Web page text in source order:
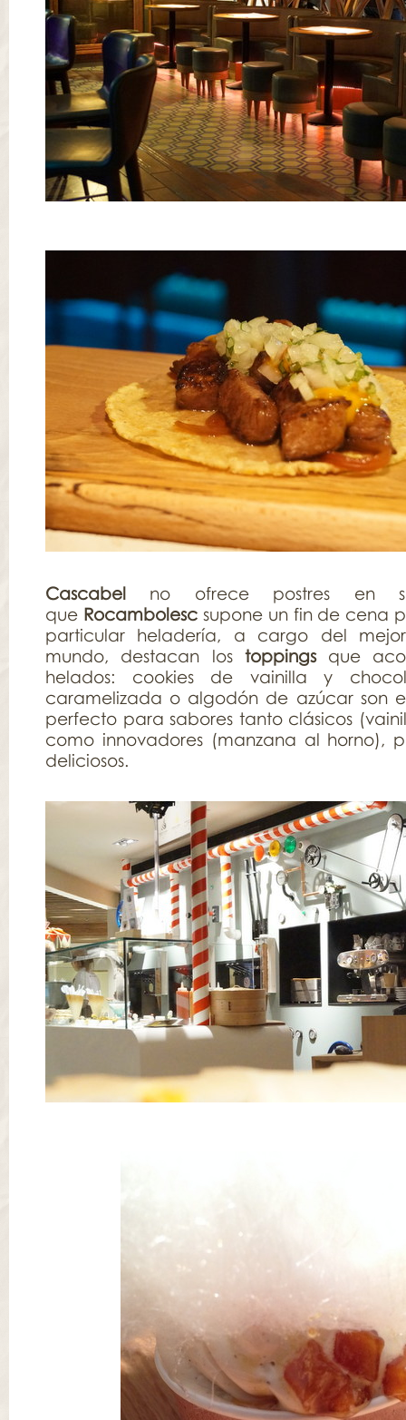
Cascabel no ofrece postres en
que Rocambolescsupone un fin de cena
particular heladería, a cargo del
mundo, destacan los toppingsque
helados: cookies de vainilla y
caramelizada o algodón de azúcar son
perfecto para sabores tanto clásicos
como innovadores (manzana al horno),
deliciosos.